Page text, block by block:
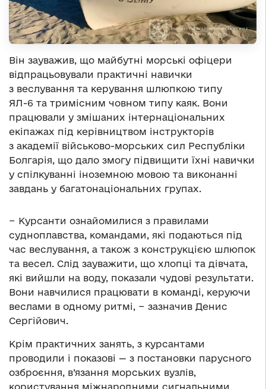
Він зауважив, що майбутні морські офіцери
відпрацьовували практичні навички
з веслування та керування шлюпкою типу
ЯЛ-6 та тримісним човном типу каяк. Вони
працювали у змішаних інтернаціональних
екіпажах під керівництвом інструкторів
з академії військово-морських сил Республіки
Болгарія, що дало змогу підвищити їхні навички
у спілкуванні іноземною мовою та виконанні
завдань у багатонаціональних групах.
− Курсанти ознайомилися з правилами
судноплавства, командами, які подаються під
час веслування, а також з конструкцією шлюпок
та весел. Слід зауважити, що хлопці та дівчата,
які вийшли на воду, показали чудові результати.
Вони навчилися працювати в команді, керуючи
веслами в одному ритмі, − зазначив Денис
Сергійович.
Крім практичних занять, з курсантами
проводили і показові — з постановки парусного
озброєння, в’язання морських вузлів,
користування міжнародними сигнальними